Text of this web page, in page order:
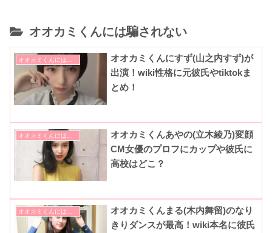
オオカミくんには騙されない
オオカミくんにすず(山之内すず)が
出演！wiki性格に元彼氏やtiktokま
とめ！
オオカミくんあやの(立木綾乃)変顔
CM女優のプロフにカップや彼氏に
高校はどこ？
オオカミくんまる(木内舞留)のなり
きりダンスが最高！wiki本名に彼氏